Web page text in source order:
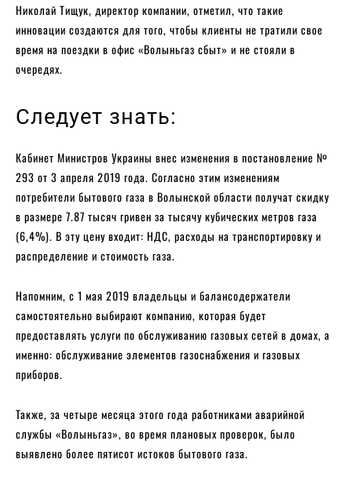
Николай Тищук, директор компании, отметил, что такие
инновации создаются для того, чтобы клиенты не тратили свое
время на поездки в офис «Волыньгаз сбыт» и не стояли в
очередях.
Следует знать:
Кабинет Министров Украины внес изменения в постановление №
293 от 3 апреля 2019 года. Согласно этим изменениям
потребители бытового газа в Волынской области получат скидку
в размере 7.87 тысяч гривен за тысячу кубических метров газа
(6,4%). В эту цену входит: НДС, расходы на транспортировку и
распределение и стоимость газа.
Напомним, с 1 мая 2019 владельцы и балансодержатели
самостоятельно выбирают компанию, которая будет
предоставлять услуги по обслуживанию газовых сетей в домах, а
именно: обслуживание элементов газоснабжения и газовых
приборов.
Также, за четыре месяца этого года работниками аварийной
службы «Волыньгаз», во время плановых проверок, было
выявлено более пятисот истоков бытового газа.